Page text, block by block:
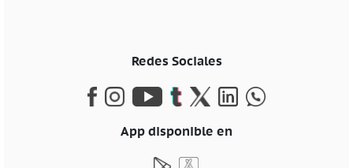
Redes Sociales
App disponible en